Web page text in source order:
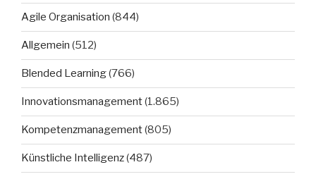
Agile Organisation (844)
Allgemein (512)
Blended Learning(766)
Innovationsmanagement(1.865)
Kompetenzmanagement(805)
Künstliche Intelligenz(487)